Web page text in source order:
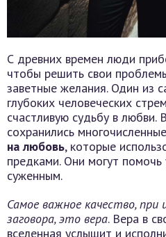
С древних времен люди
чтобы решить свои
заветные желания. Один из
глубоких человеческих
счастливую судьбу в любви.
сохранились многочисленные
на любовь, которые
предками. Они могут помочь
суженным.
Самое важное качество, при
заговора, это вера. Вера в
вселенная услышит и